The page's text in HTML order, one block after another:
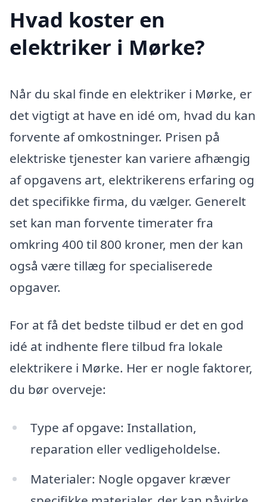
Hvad koster en
elektriker i Mørke?
Når du skal finde en elektriker i Mørke, er
det vigtigt at have en idé om, hvad du kan
forvente af omkostninger. Prisen på
elektriske tjenester kan variere afhængig
af opgavens art, elektrikerens erfaring og
det specifikke firma, du vælger. Generelt
set kan man forvente timerater fra
omkring 400 til 800 kroner, men der kan
også være tillæg for specialiserede
opgaver.
For at få det bedste tilbud er det en god
idé at indhente flere tilbud fra lokale
elektrikere i Mørke. Her er nogle faktorer,
du bør overveje:
Type af opgave: Installation,
reparation eller vedligeholdelse.
Materialer: Nogle opgaver kræver